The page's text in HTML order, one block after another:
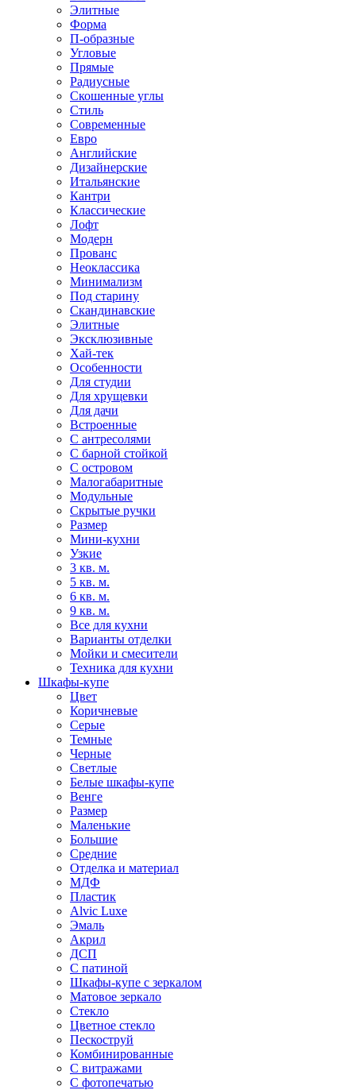
Элитные
Форма
П-образные
Угловые
Прямые
Радиусные
Скошенные углы
Стиль
Современные
Евро
Английские
Дизайнерские
Итальянские
Кантри
Классические
Лофт
Модерн
Прованс
Неоклассика
Минимализм
Под старину
Скандинавские
Элитные
Эксклюзивные
Хай-тек
Особенности
Для студии
Для хрущевки
Для дачи
Встроенные
С антресолями
С барной стойкой
С островом
Малогабаритные
Модульные
Скрытые ручки
Размер
Мини-кухни
Узкие
3 кв. м.
5 кв. м.
6 кв. м.
9 кв. м.
Все для кухни
Варианты отделки
Мойки и смесители
Техника для кухни
Шкафы-купе
Цвет
Коричневые
Серые
Темные
Черные
Светлые
Белые шкафы-купе
Венге
Размер
Маленькие
Большие
Средние
Отделка и материал
МДФ
Пластик
Alvic Luxe
Эмаль
Акрил
ДСП
С патиной
Шкафы-купе с зеркалом
Матовое зеркало
Стекло
Цветное стекло
Пескоструй
Комбинированные
С витражами
С фотопечатью